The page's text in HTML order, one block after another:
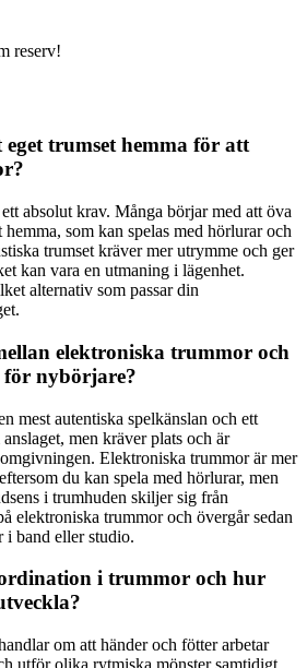
reserv!
trumset hemma för att
absolut krav. Många börjar med att öva
som kan spelas med hörlurar och
trumset kräver mer utrymme och ger
kan vara en utmaning i lägenhet.
alternativ som passar din
elektroniska trummor och
nybörjare?
mest autentiska spelkänslan och ett
men kräver plats och är
Elektroniska trummor är mer
du kan spela med hörlurar, men
i trumhuden skiljer sig från
elektroniska trummor och övergår sedan
i band eller studio.
i trummor och hur
om att händer och fötter arbetar
utför olika rytmiska mönster samtidigt.